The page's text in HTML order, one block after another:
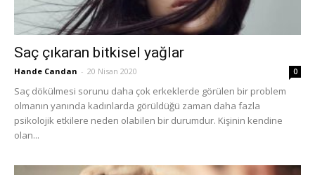
Saç çıkaran bitkisel yağlar
Hande Candan - 20 Nisan 2020 0
Saç dökülmesi sorunu daha çok erkeklerde görülen bir problem
olmanın yanında kadınlarda görüldüğü zaman daha fazla
psikolojik etkilere neden olabilen bir durumdur. Kişinin kendine
olan...